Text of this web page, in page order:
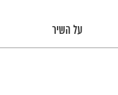
על השיר